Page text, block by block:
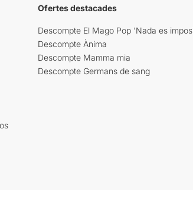
Ofertes destacades
Descompte El Mago Pop 'Nada es
Descompte Ànima
Descompte Mamma mia
Descompte Germans de sang